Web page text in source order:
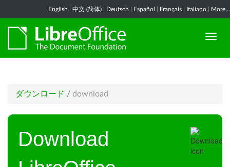
English 中文 (简体) Deutsch Español Français Italiano More...
ダウンロード / download
Download